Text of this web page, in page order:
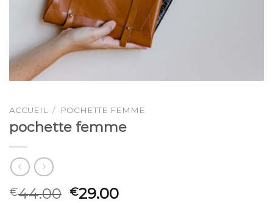
ACCUEIL / POCHETTE FEMME
pochette femme
€44.00 €29.00